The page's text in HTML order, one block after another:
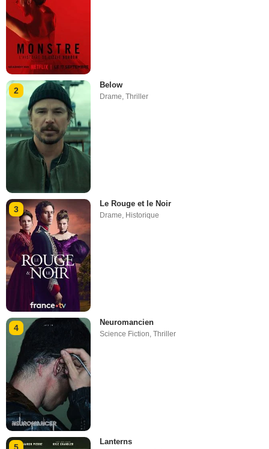
2
Below
Drame ,Thriller
3
Le Rouge et le Noir
Drame, Historique
4
Neuromancien
Science Fiction,Thriller
5
Lanterns